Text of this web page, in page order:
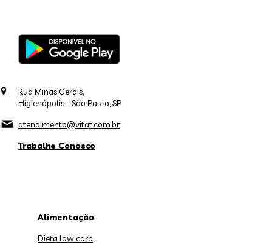
Rua Minas Gerais,
Higienópolis - São Paulo, SP
atendimento@vitat.com.br
Trabalhe Conosco
Alimentação
Dieta low carb